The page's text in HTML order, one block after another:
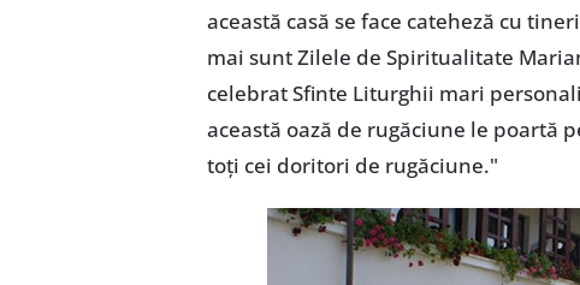
această casă se face cateheză cu
mai sunt Zilele de Spiritualitate
celebrat Sfinte Liturghii mari
această oază de rugăciune le poartă
toţi cei doritori de rugăciune."